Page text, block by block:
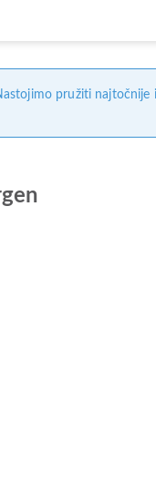
pružiti najtočnije i